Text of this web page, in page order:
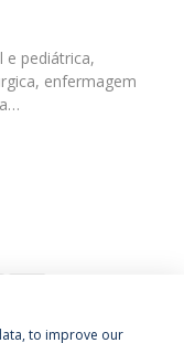
e pediátrica,
enfermagem
to improve our